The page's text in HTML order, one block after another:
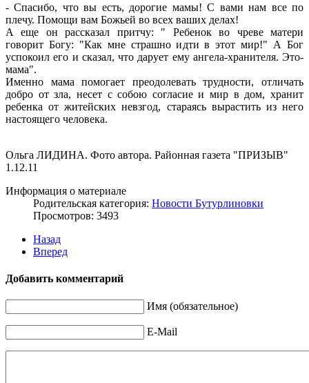
- Спасибо, что вы есть, дорогие мамы! С вами нам все по
плечу. Помощи вам Божьей во всех ваших делах!
А еще он рассказал притчу: " Ребенок во чреве матери
говорит Богу: "Как мне страшно идти в этот мир!" А Бог
успокоил его и сказал, что дарует ему ангела-хранителя. Это-
мама".
Именно мама помогает преодолевать трудности, отличать
добро от зла, несет с собою согласие и мир в дом, хранит
ребенка от житейских невзгод, стараясь вырастить из него
настоящего человека.
Ольга ЛИДИНА. Фото автора. Районная газета "ПРИЗЫВ"
1.12.11
Информация о материале
Родительская категория: Новости Бутурлиновки
Просмотров: 3493
Назад
Вперед
Добавить комментарий
Имя (обязательное)
E-Mail